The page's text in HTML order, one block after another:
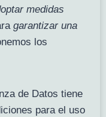
medidas
garantizar una
los
de Datos tiene
para el uso